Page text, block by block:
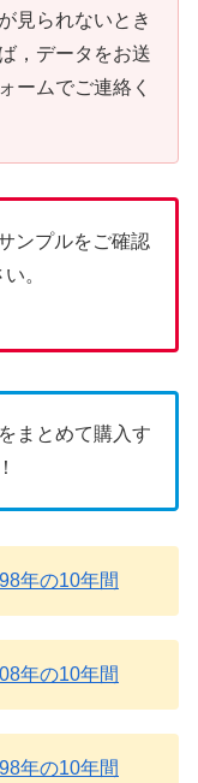
見られないとき
，データをお送
ームでご連絡く
ンプルをご確認
。
まとめて購入す
年の10年間
年の10年間
年の10年間